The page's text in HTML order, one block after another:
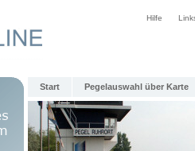
Hilfe
Start Pegelauswahl über Karte